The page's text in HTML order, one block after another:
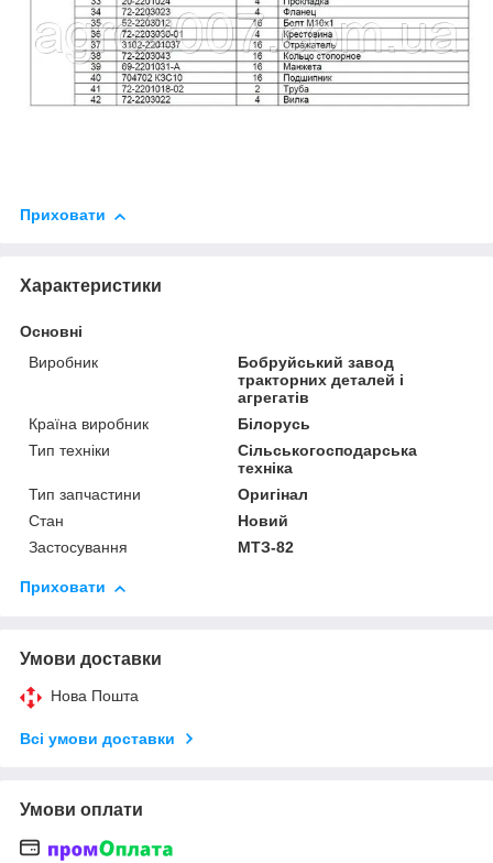
Приховати
Характеристики
Основні
Виробник
Бобруйський завод
тракторних деталей і
агрегатів
Країна виробник
Білорусь
Тип техніки
Сільськогосподарська
техніка
Тип запчастини
Оригінал
Стан
Новий
Застосування
МТЗ-82
Приховати
Умови доставки
Нова Пошта
Всі умови доставки
Умови оплати